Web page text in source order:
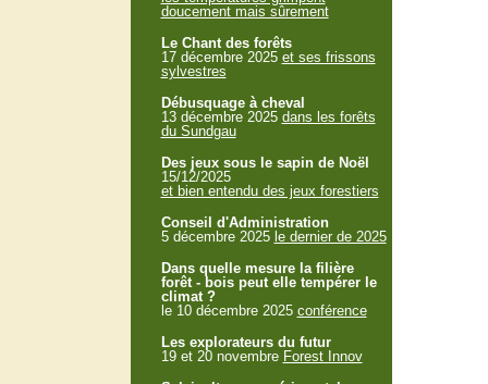
doucement mais sûrement
Le Chant des forêts
17 décembre 2025 et ses frissons
sylvestres
Débusquage à cheval
13 décembre 2025 dans les forêts
du Sundgau
Des jeux sous le sapin de Noël
15/12/2025
et bien entendu des jeux forestiers
Conseil d'Administration
5 décembre 2025 le dernier de 2025
Dans quelle mesure la filière
forêt - bois peut elle tempérer le
climat ?
le 10 décembre 2025 conférence
Les explorateurs du futur
19 et 20 novembre Forest Innov